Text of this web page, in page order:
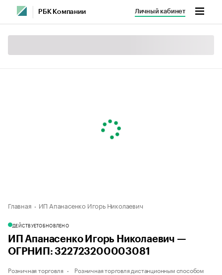
РБК Компании Личный кабинет
Главная ИП Апанасенко Игорь Николаевич
ДЕЙСТВУЕТОБНОВЛЕНО
ИП Апанасенко Игорь Николаевич —
ОГРНИП: 322723200003081
Розничная торговля Розничная торговля дистанционным способом